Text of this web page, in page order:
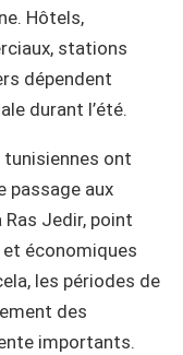
Hôtels,
stations
dépendent
durant l’été.
tunisiennes ont
passage aux
Jedir, point
économiques
les périodes de
des
importants.